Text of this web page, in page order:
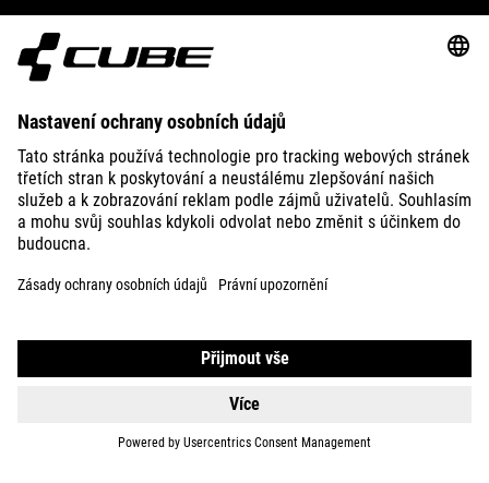
SUPPORT
EXPLORE
EU DATA ACT